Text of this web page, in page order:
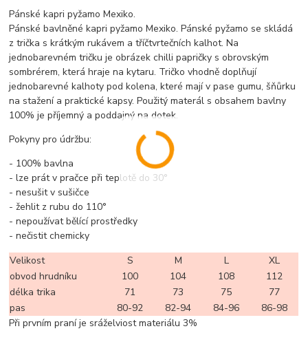
Pánské kapri pyžamo Mexiko.
Pánské bavlněné kapri pyžamo Mexiko. Pánské pyžamo se skládá
z trička s krátkým rukávem a tříčtvrtečních kalhot. Na
jednobarevném tričku je obrázek chilli papričky s obrovským
sombrérem, která hraje na kytaru. Tričko vhodně doplňují
jednobarevné kalhoty pod kolena, které mají v pase gumu, šňůrku
na stažení a praktické kapsy. Použitý materál s obsahem bavlny
100% je příjemný a poddajný na dotek.
Pokyny pro údržbu:
- 100% bavlna
- lze prát v pračce při teplotě do 30°
- nesušit v sušičce
- žehlit z rubu do 110°
- nepoužívat bělící prostředky
- nečistit chemicky
Velikost
S M L
XL
obvod hrudníku
100 104 108
112
délka trika
71 73 75
77
pas
80-92 82-94 84-96
86-98
Při prvním praní je sráželviost materiálu 3%